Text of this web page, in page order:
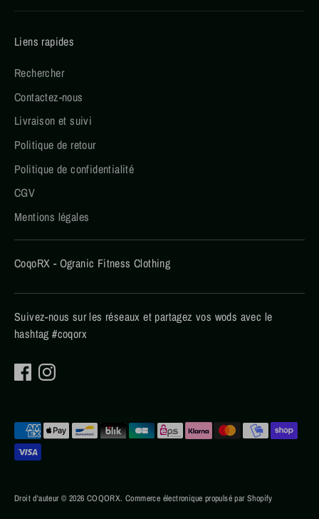
Liens rapides
Rechercher
Contactez-nous
Livraison et suivi
Politique de retour
Politique de confidentialité
CGV
Mentions légales
CoqoRX - Ogranic Fitness Clothing
Suivez-nous sur les réseaux et partagez vos wods avec le
hashtag #coqorx
Droit d'auteur © 2026 COQORX.Commerce électronique propulsé par Shopify
Méthodes
de
paiement